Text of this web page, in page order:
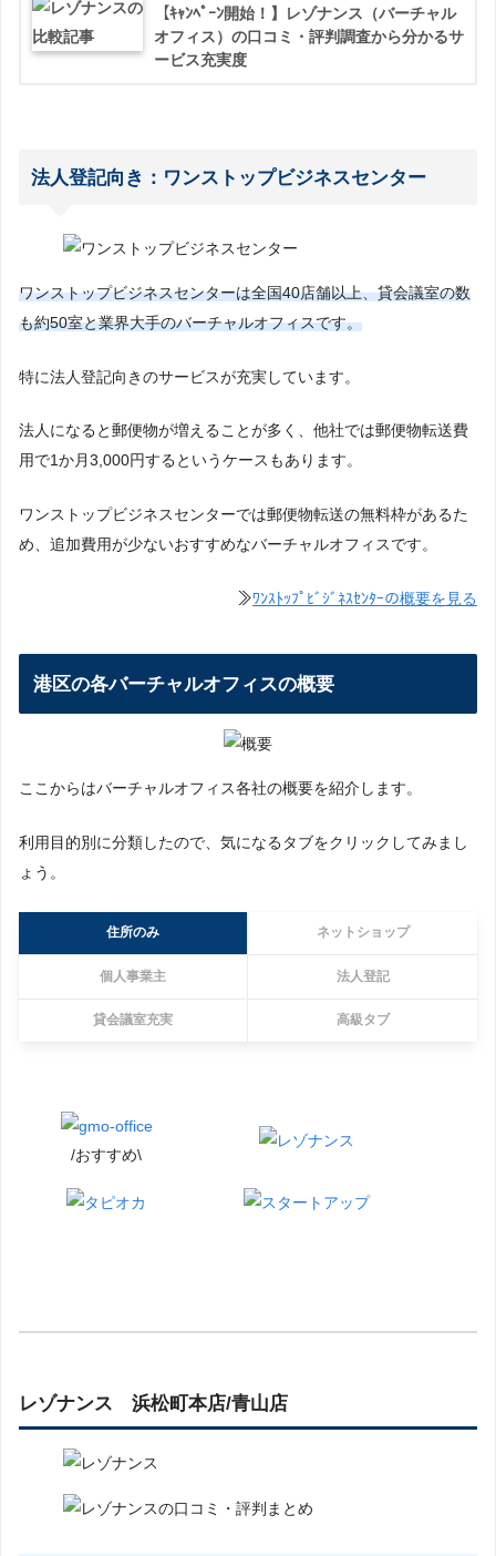
【ｷｬﾝﾍﾟｰﾝ開始！】レゾナンス（バーチャル
オフィス）の口コミ・評判調査から分かるサ
ービス充実度
法人登記向き：ワンストップビジネスセンター
ワンストップビジネスセンターは全国40店舗以上、貸会議室の数
も約50室と業界大手のバーチャルオフィスです。
特に法人登記向きのサービスが充実しています。
法人になると郵便物が増えることが多く、他社では郵便物転送費
用で1か月3,000円するというケースもあります。
ワンストップビジネスセンターでは郵便物転送の無料枠があるた
め、追加費用が少ないおすすめなバーチャルオフィスです。
≫ﾜﾝｽﾄｯﾌﾟﾋﾞｼﾞﾈｽｾﾝﾀｰの概要を見る
港区の各バーチャルオフィスの概要
ここからはバーチャルオフィス各社の概要を紹介します。
利用目的別に分類したので、気になるタブをクリックしてみまし
ょう。
住所のみ ネットショップ
個人事業主 法人登記
貸会議室充実 高級タブ
/おすすめ\
レゾナンス 浜松町本店/青山店